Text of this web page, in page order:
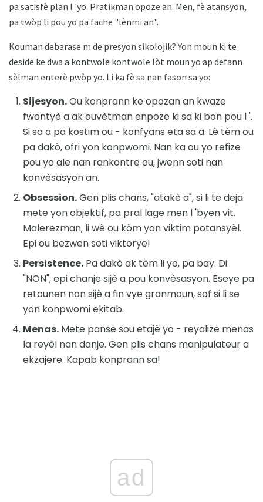
pa satisfè plan l 'yo. Pratikman opoze an. Men, fè atansyon,
pa twòp li pou yo pa fache "lènmi an".
Kouman debarase m de presyon sikolojik? Yon moun ki te
deside ke dwa a kontwole kontwole lòt moun yo ap defann
sèlman enterè pwòp yo. Li ka fè sa nan fason sa yo:
Sijesyon.Ou konprann ke opozan an kwaze
fwontyè a ak ouvètman enpoze ki sa ki bon pou l '.
Si sa a pa kostim ou - konfyans eta sa a. Lè tèm ou
pa dakò, ofri yon konpwomi. Nan ka ou yo refize
pou yo ale nan rankontre ou, jwenn soti nan
konvèsasyon an.
Obsession.Gen plis chans, "atakè a", si li te deja
mete yon objektif, pa pral lage men l 'byen vit.
Malerezman, li wè ou kòm yon viktim potansyèl.
Epi ou bezwen soti viktorye!
Persistence. Pa dakò ak tèm li yo, pa bay. Di
"NON", epi chanje sijè a pou konvèsasyon. Eseye pa
retounen nan sijè a fin vye granmoun, sof si li se
yon konpwomi ekitab.
Menas. Mete panse sou etajè yo - reyalize menas
la reyèl nan danje. Gen plis chans manipulateur a
ekzajere. Kapab konprann sa!
ad